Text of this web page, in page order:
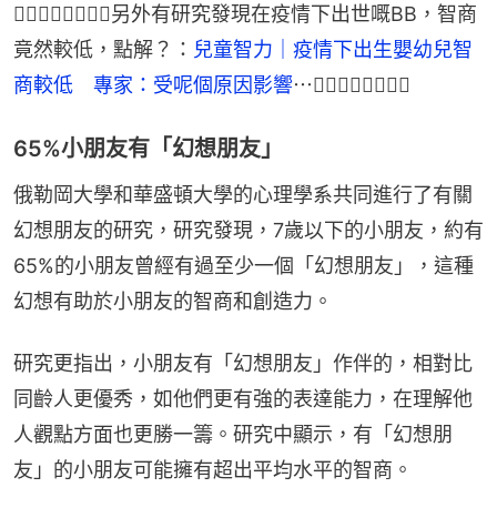
👉🏻👉🏻👉🏻👉🏻另外有研究發現在疫情下出世嘅BB，智商
竟然較低，點解？： 兒童智力｜疫情下出生嬰幼兒智
商較低　專家：受呢個原因影響⋯👈🏻👈🏻👈🏻👈🏻
65%小朋友有「幻想朋友」
俄勒岡大學和華盛頓大學的心理學系共同進行了有關
幻想朋友的研究，研究發現，7歲以下的小朋友，約有
65%的小朋友曾經有過至少一個「幻想朋友」，這種
幻想有助於小朋友的智商和創造力。
研究更指出，小朋友有「幻想朋友」作伴的，相對比
同齡人更優秀，如他們更有強的表達能力，在理解他
人觀點方面也更勝一籌。研究中顯示，有「幻想朋
友」的小朋友可能擁有超出平均水平的智商。